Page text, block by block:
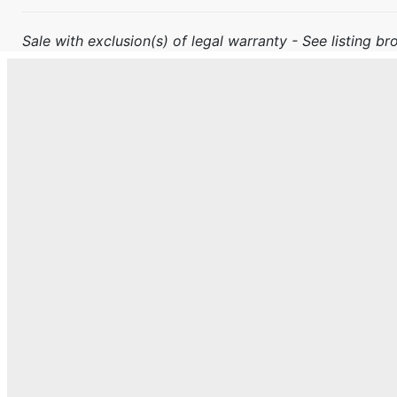
Sale with exclusion(s) of legal warranty - See listing